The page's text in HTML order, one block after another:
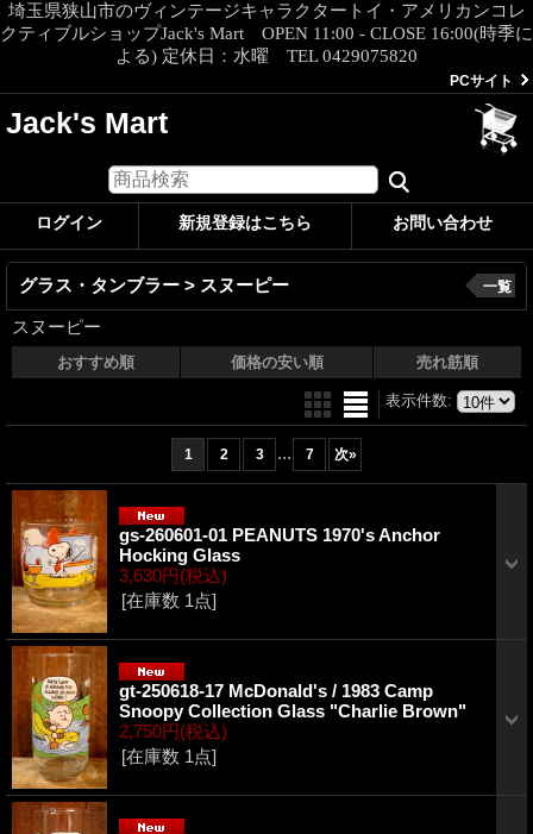
埼玉県狭山市のヴィンテージキャラクタートイ・アメリカンコレ
クティブルショップJack's Mart OPEN 11:00 - CLOSE 16:00(時季に
よる) 定休日：水曜 TEL 0429075820
PCサイト
Jack's Mart
ログイン 新規登録はこちら お問い合わせ
グラス・タンブラー > スヌーピー
スヌーピー
一覧
おすすめ順 価格の安い順 売れ筋順
表示件数:
1 2 3 ... 7 次»
gs-260601-01 PEANUTS 1970's Anchor
Hocking Glass
3,630円(税込)
[在庫数 1点]
gt-250618-17 McDonald's / 1983 Camp
Snoopy Collection Glass "Charlie Brown"
2,750円(税込)
[在庫数 1点]